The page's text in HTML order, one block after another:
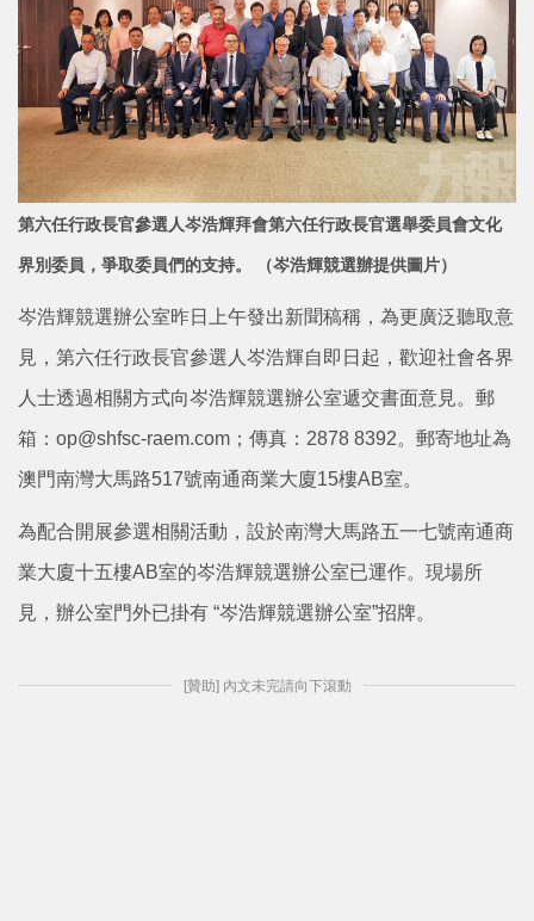
第六任行政長官參選人岑浩輝拜會第六任行政長官選舉委員會文化
界別委員，爭取委員們的支持。 （岑浩輝競選辦提供圖片）
岑浩輝競選辦公室昨日上午發出新聞稿稱，為更廣泛聽取意
見，第六任行政長官參選人岑浩輝自即日起，歡迎社會各界
人士透過相關方式向岑浩輝競選辦公室遞交書面意見。郵
箱：op@shfsc-raem.com；傳真：2878 8392。郵寄地址為
澳門南灣大馬路517號南通商業大廈15樓AB室。
為配合開展參選相關活動，設於南灣大馬路五一七號南通商
業大廈十五樓AB室的岑浩輝競選辦公室已運作。現場所
見，辦公室門外已掛有 “岑浩輝競選辦公室”招牌。
[贊助] 內文未完請向下滾動